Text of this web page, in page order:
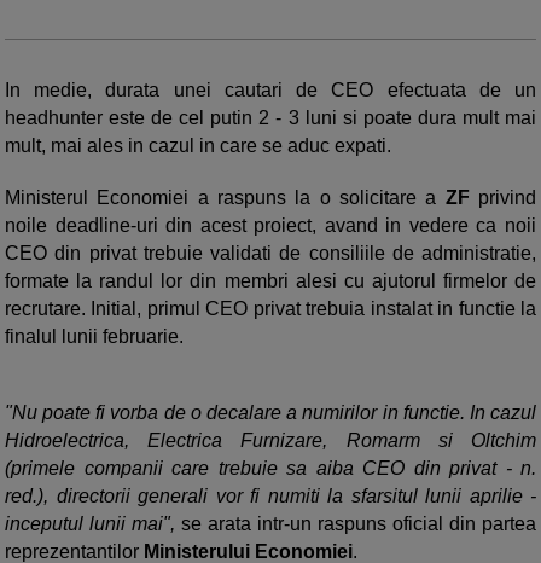
In medie, durata unei cautari de CEO efectuata de un
headhunter este de cel putin 2 - 3 luni si poate dura mult mai
mult, mai ales in cazul in care se aduc expati.
Ministerul Economiei a raspuns la o solicitare a ZFprivind
noile deadline-uri din acest proiect, avand in vedere ca noii
CEO din privat trebuie validati de consiliile de administratie,
formate la randul lor din membri alesi cu ajutorul firmelor de
recrutare. Initial, primul CEO privat trebuia instalat in functie la
finalul lunii februarie.
"Nu poate fi vorba de o decalare a numirilor in functie. In cazul
Hidroelectrica, Electrica Furnizare, Romarm si Oltchim
(primele companii care trebuie sa aiba CEO din privat - n.
red.), directorii generali vor fi numiti la sfarsitul lunii aprilie -
inceputul lunii mai", se arata intr-un raspuns oficial din partea
reprezentantilor Ministerului Economiei.